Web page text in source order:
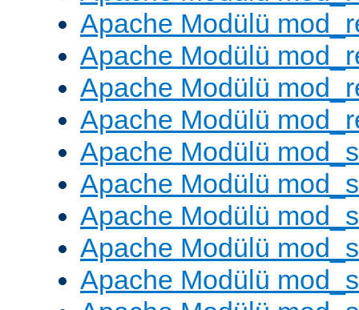
Apache Modülü
Apache Modülü
Apache Modülü
Apache Modülü
Apache Modülü
Apache Modülü
Apache Modülü
Apache Modülü
Apache Modülü